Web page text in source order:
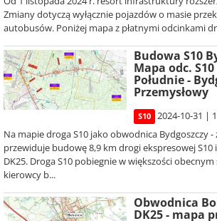
Zmiany dotyczą wyłącznie pojazdów o masie
autobusów. Poniżej mapa z płatnymi odcinkami
Budowa S10
Mapa odc.
Południe -
Przemysłowy
S10
2024-10-31 |
Na mapie droga S10 jako obwodnica Bydgoszczy
przewiduje budowę 8,9 km drogi ekspresowej S10
DK25. Droga S10 pobiegnie w większości obecnym
kierowcy b...
Obwodnica
DK25 - mapa